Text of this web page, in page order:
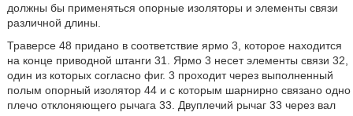
должны бы применяться опорные изоляторы и элементы связи
различной длины.
Траверсе 48 придано в соответствие ярмо 3, которое находится
на конце приводной штанги 31. Ярмо 3 несет элементы связи 32,
один из которых согласно фиг. 3 проходит через выполненный
полым опорный изолятор 44 и с которым шарнирно связано одно
плечо отклоняющего рычага 33. Двуплечий рычаг 33 через вал